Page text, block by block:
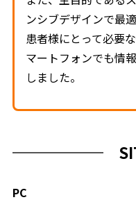
ンシブデザインで最適
患者様にとって必要
マートフォンでも情
しました。
PC